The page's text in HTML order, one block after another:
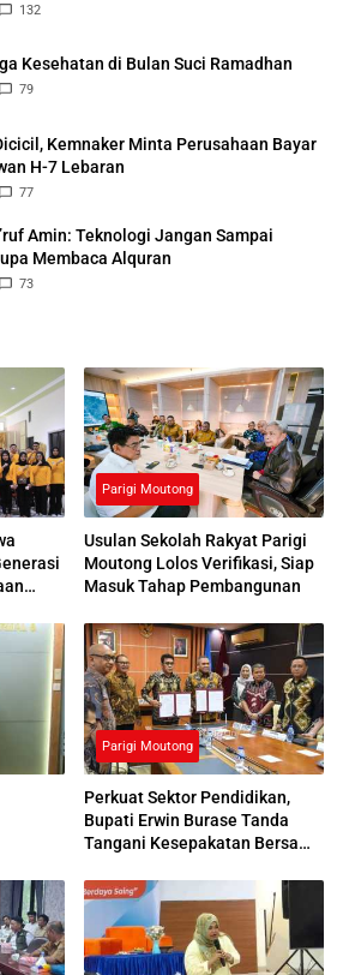
132
Kesehatan di Bulan Suci Ramadhan
79
Kemnaker Minta Perusahaan Bayar
H-7 Lebaran
77
Amin: Teknologi Jangan Sampai
Membaca Alquran
73
Parigi Moutong
Usulan Sekolah Rakyat Parigi
Moutong Lolos Verifikasi, Siap
Masuk Tahap Pembangunan
Parigi Moutong
Perkuat Sektor Pendidikan,
Bupati Erwin Burase Tanda
Tangani Kesepakatan Bersama